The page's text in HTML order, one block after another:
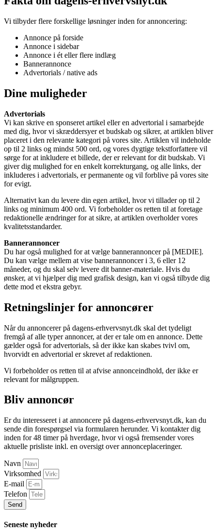
Vi tilbyder flere forskellige løsninger inden for annoncering:
Annonce på forside
Annonce i sidebar
Annonce i ét eller flere indlæg
Bannerannonce
Advertorials / native ads
Dine muligheder
Advertorials
Vi kan skrive en sponseret artikel eller en advertorial i samarbejde
med dig, hvor vi skræddersyer et budskab og sikrer, at artiklen bliver
placeret i den relevante kategori på vores site. Artiklen vil indeholde
op til 2 links og mindst 500 ord, og vores dygtige tekstforfattere vil
sørge for at inkludere et billede, der er relevant for dit budskab. Vi
giver dig mulighed for en enkelt korrekturgang, og alle links, der
inkluderes i advertorials, er permanente og vil forblive på vores site
for evigt.
Alternativt kan du levere din egen artikel, hvor vi tillader op til 2
links og minimum 400 ord. Vi forbeholder os retten til at foretage
redaktionelle ændringer for at sikre, at artiklen overholder vores
kvalitetsstandarder.
Bannerannoncer
Du har også mulighed for at vælge bannerannoncer på [MEDIE].
Du kan vælge mellem at vise bannerannoncer i 3, 6 eller 12
måneder, og du skal selv levere dit banner-materiale. Hvis du
ønsker, at vi hjælper dig med grafisk design, kan vi også tilbyde dig
dette mod et ekstra gebyr.
Retningslinjer for annoncører
Når du annoncerer på dagens-erhvervsnyt.dk skal det tydeligt
fremgå af alle typer annoncer, at der er tale om en annonce. Dette
gælder også for advertorials, så der ikke kan skabes tvivl om,
hvorvidt en advertorial er skrevet af redaktionen.
Vi forbeholder os retten til at afvise annonceindhold, der ikke er
relevant for målgruppen.
Bliv annoncør
Er du interesseret i at annoncere på dagens-erhvervsnyt.dk, kan du
sende din forespørgsel via formularen herunder. Vi kontakter dig
inden for 48 timer på hverdage, hvor vi også fremsender vores
aktuelle prisliste inkl. en oversigt over annonceplaceringer.
Navn
Virksomhed
E-mail
Telefon
Send
Seneste nyheder